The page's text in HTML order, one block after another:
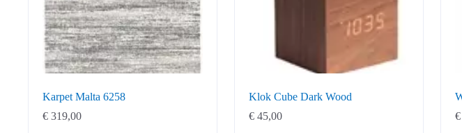
Karpet Malta 6258
€ 319,00
Klok Cube Dark Wood
€ 45,00
€